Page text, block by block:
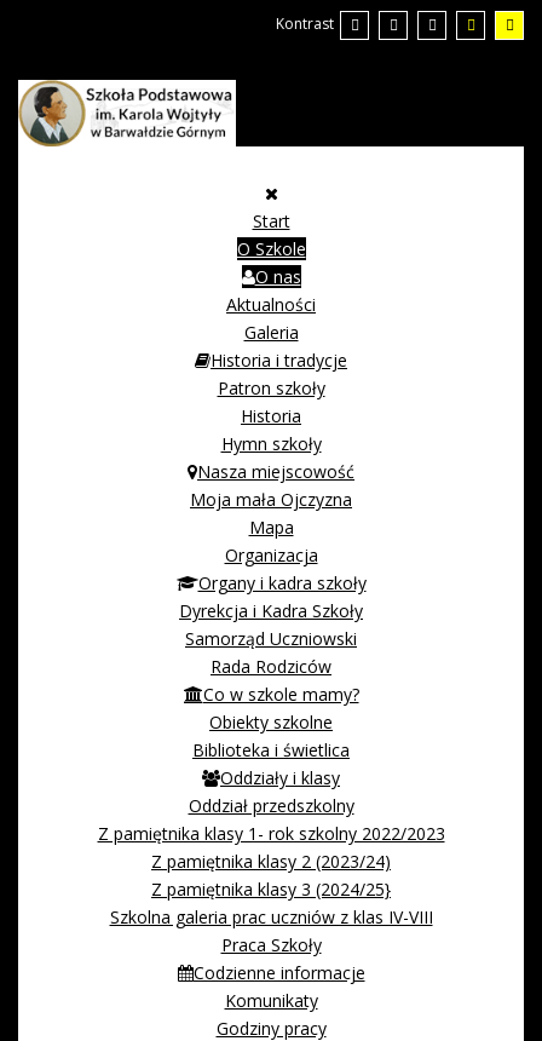
Kontrast
Start
O Szkole
O nas
Aktualności
Galeria
Historia i tradycje
Patron szkoły
Historia
Hymn szkoły
Nasza miejscowość
Moja mała Ojczyzna
Mapa
Organizacja
Organy i kadra szkoły
Dyrekcja i Kadra Szkoły
Samorząd Uczniowski
Rada Rodziców
Co w szkole mamy?
Obiekty szkolne
Biblioteka i świetlica
Oddziały i klasy
Oddział przedszkolny
Z pamiętnika klasy 1- rok szkolny 2022/2023
Z pamiętnika klasy 2 (2023/24)
Z pamiętnika klasy 3 (2024/25}
Szkolna galeria prac uczniów z klas IV-VIII
Praca Szkoły
Codzienne informacje
Komunikaty
Godziny pracy